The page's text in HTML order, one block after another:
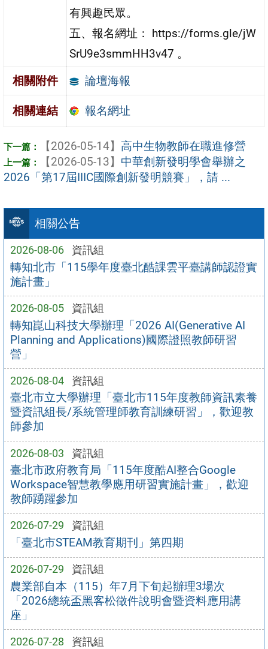
相關公告
2026-08-06 資訊組
轉知北市「115學年度臺北酷課雲平臺講師認證實
施計畫」
2026-08-05 資訊組
轉知崑山科技大學辦理「2026 AI(Generative AI
Planning and Applications)國際證照教師研習
營」
2026-08-04 資訊組
臺北市立大學辦理「臺北市115年度教師資訊素養
暨資訊組長/系統管理師教育訓練研習」，歡迎教
師參加
2026-08-03 資訊組
臺北市政府教育局「115年度酷AI整合Google
Workspace智慧教學應用研習實施計畫」，歡迎
教師踴躍參加
2026-07-29 資訊組
「臺北市STEAM教育期刊」第四期
2026-07-29 資訊組
農業部自本（115）年7月下旬起辦理3場次
「2026總統盃黑客松徵件說明會暨資料應用講
座」
2026-07-28 資訊組
有興趣民眾。
五、報名網址： https://forms.gle/jW
SrU9e3smmHH3v47 。
相關附件
論壇海報
相關連結 報名網址
【2026-05-14】 高中生物教師在職進修營
【2026-05-13】 中華創新發明學會舉辦之
2026「第17屆IIIC國際創新發明競賽」，請 ...